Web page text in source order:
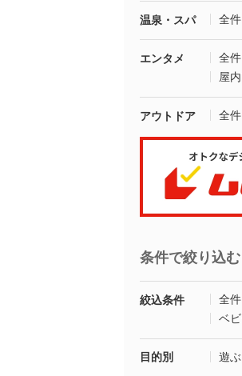
温泉・スパ 全件
エンタメ 全件
屋
アウトドア 全件
条件で絞り込む
絞込条件 全件
ベ
目的別 遊ぶ